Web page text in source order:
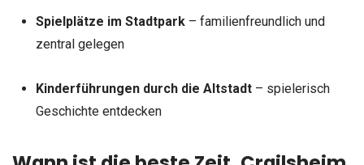
Spielplätze im Stadtpark– familienfreundlich und
zentral gelegen
Kinderführungen durch die Altstadt– spielerisch
Geschichte entdecken